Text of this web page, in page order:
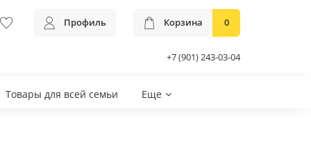
Профиль Корзина 0
+7 (901) 243-03-04
Товары для всей семьи Еще